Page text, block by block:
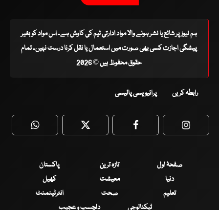
ہم نیوز پر شائع یا نشر ہونے والا مواد ادارتی ٹیم کی کاوش ہے۔ اس مواد کو بغیر
پیشگی اجازت کسی بھی صورت میں استعمال یا نقل کرنا درست نہیں۔ تمام
حقوق محفوظ ہیں © 2026
رابطہ کریں پرائیویسی پالیسی
WhatsApp Twitter Facebook
صفحۂ اول تازہ ترین
پاکستان
دنیا
معیشت
کھیل
تعلیم
صحت
انٹرٹینمنٹ
ٹیکنالوجی
دلچسپ و عجیب